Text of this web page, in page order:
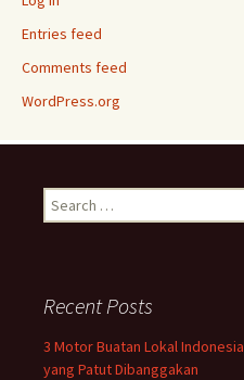
Entries feed
Comments feed
WordPress.org
Search
for:
Recent Posts
3 Motor Buatan Lokal Indonesia
yang Patut Dibanggakan